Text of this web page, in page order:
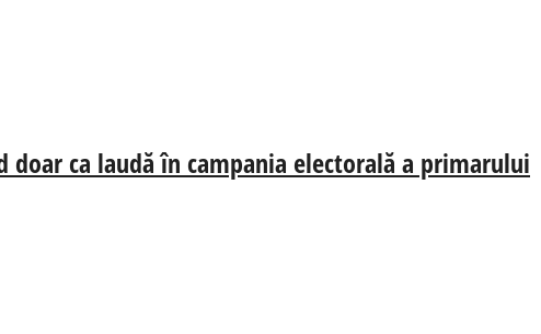
ca laudă în campania electorală a primarului